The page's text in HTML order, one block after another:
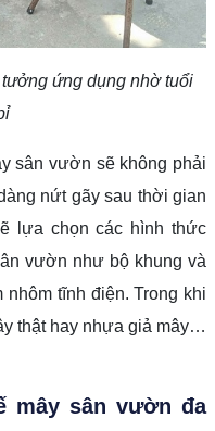
ứng dụng nhờ tuổi
sân vườn sẽ không phải
nứt gãy sau thời gian
lựa chọn các hình thức
vườn như bộ khung và
tĩnh điện. Trong khi
thật hay nhựa giả mây…
mây sân vườn đa